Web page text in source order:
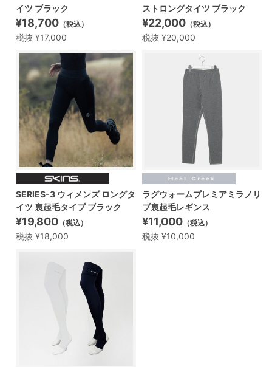
イツ ブラック
¥18,700 （税込）
税抜 ¥17,000
ストロングタイツ ブラック
¥22,000 （税込）
税抜 ¥20,000
SERIES-3 ウィメンズ ロングタ
イツ 裏起毛タイプ ブラック
¥19,800 （税込）
税抜 ¥18,000
ラグウォームプレミアミラノリ
ブ裏起毛レギンス
¥11,000 （税込）
税抜 ¥10,000